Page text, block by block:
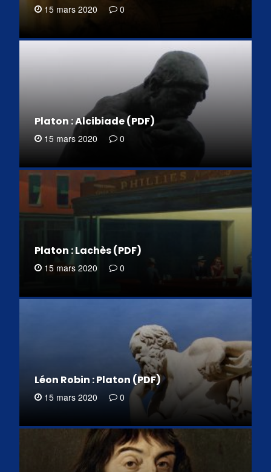
15 mars 2020 0
Platon : Alcibiade (PDF)
15 mars 2020 0
Platon : Lachès (PDF)
15 mars 2020 0
Léon Robin : Platon (PDF)
15 mars 2020 0